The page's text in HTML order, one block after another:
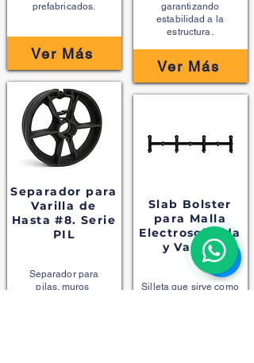
prefabricados.
Ver Más
Separador para
Varilla de
Hasta #8. Serie
PIL
Separadorpara
pilas,muros
garantizando
estabilidad a la
estructura.
Ver Más
Slab Bolster
para Malla
Electrosoldada
y Varilla
Silleta que sirve como